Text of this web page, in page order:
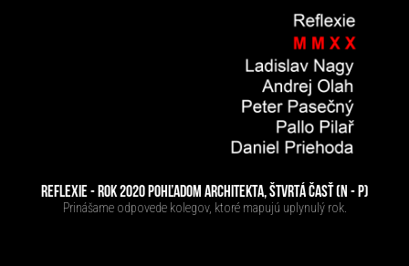
REFLEXIE - ROK 2020 POHĽADOM ARCHITEKTA, ŠTVRTÁ ČASŤ (N - P)
Prinášame odpovede kolegov, ktoré mapujú uplynulý rok.